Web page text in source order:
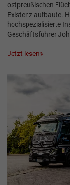
ostpreußischen
Existenz aufbaute.
hochspezialisierte
Geschäftsführer
Jetzt lesen